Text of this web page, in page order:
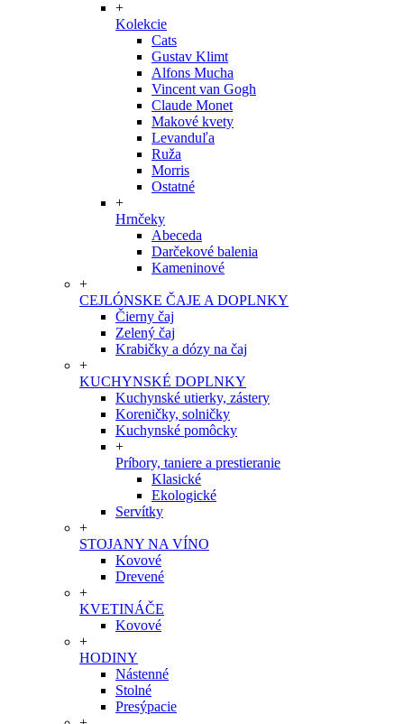
+
Kolekcie
Cats
Gustav Klimt
Alfons Mucha
Vincent van Gogh
Claude Monet
Makové kvety
Levanduľa
Ruža
Morris
Ostatné
+
Hrnčeky
Abeceda
Darčekové balenia
Kameninové
+
CEJLÓNSKE ČAJE A DOPLNKY
Čierny čaj
Zelený čaj
Krabičky a dózy na čaj
+
KUCHYNSKÉ DOPLNKY
Kuchynské utierky, zástery
Koreničky, solničky
Kuchynské pomôcky
+
Príbory, taniere a prestieranie
Klasické
Ekologické
Servítky
+
STOJANY NA VÍNO
Kovové
Drevené
+
KVETINÁČE
Kovové
+
HODINY
Nástenné
Stolné
Presýpacie